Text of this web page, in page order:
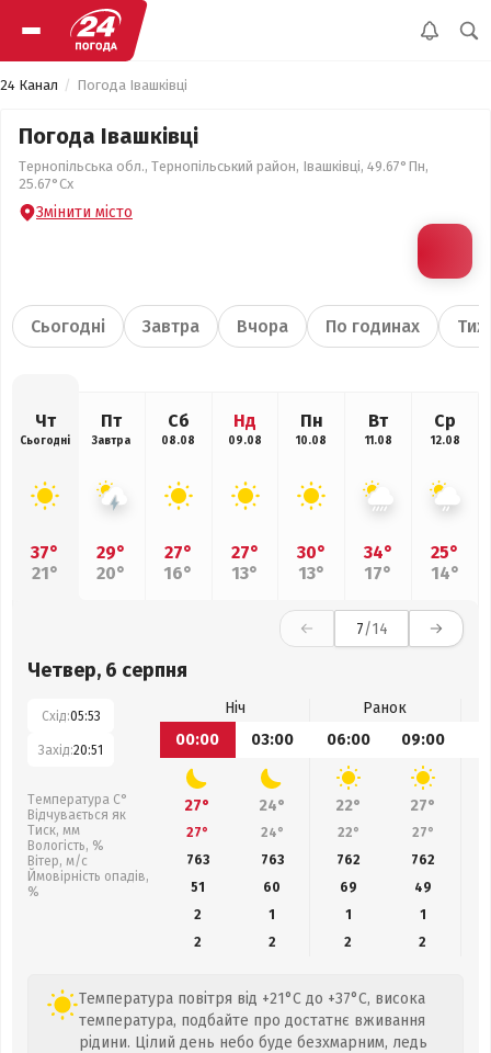
24 Канал Погода Івашківці
Погода Івашківці
Тернопільська обл., Тернопільський район, Івашківці, 49.67°Пн,
25.67°Сх
Змінити місто
Сьогодні Завтра Вчора По годинах
Чт
Сьогодні
37°
21°
Пт
Завтра
29°
20°
Сб
08.08
27°
16°
Нд
09.08
27°
13°
Пн
10.08
30°
13°
Вт
11.08
34°
17°
Ср
12.08
25°
14°
7/14
Четвер, 6 серпня
Схід:05:53
Захід:20:51
Температура С°
Відчувається як
Тиск, мм
Вологість, %
Вітер, м/с
Ймовірність опадів,
%
Ніч
Ранок
00:00
03:00 06:00 09:00
27° 24° 22° 27°
27° 24° 22° 27°
763
763 762 762
51
60 69 49
2
1 1
1
2
2 2 2
Температура повітря від +21°C до +37°C, висока
температура, подбайте про достатнє вживання
рідини. Цілий день небо буде безхмарним, ледь